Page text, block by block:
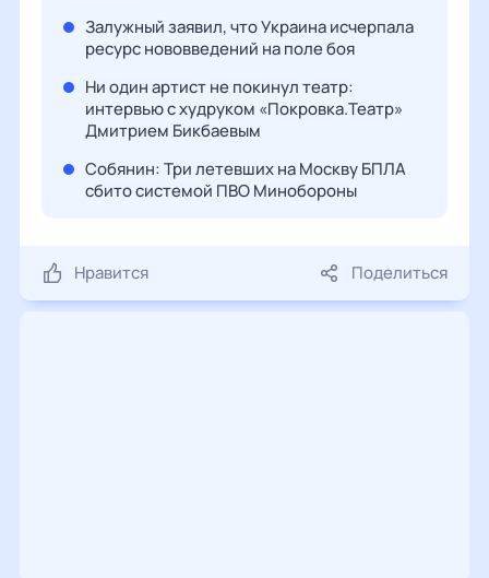
Залужный заявил, что Украина исчерпала
ресурс нововведений на поле боя
Ни один артист не покинул театр:
интервью с худруком «Покровка.Театр»
Дмитрием Бикбаевым
Собянин: Три летевших на Москву БПЛА
сбито системой ПВО Минобороны
Нравится Поделиться